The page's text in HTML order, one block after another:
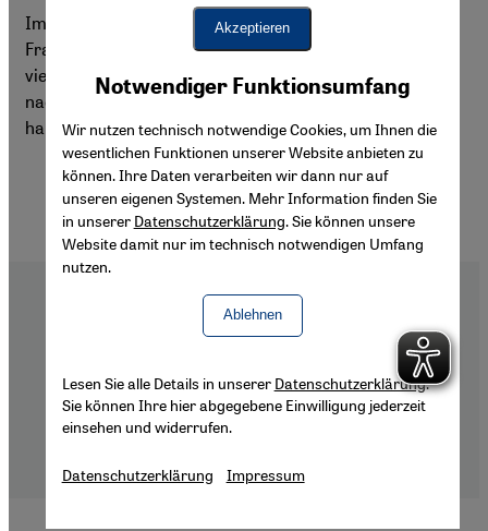
Im neuen afghanischen Parlament sind auch zahlreiche
Frauen vertreten. Jedoch kann dies nicht über die
vielfältigen Probleme hinwegtäuschen, mit denen sie
nach wie vor in Gesellschaft und Politik zu kämpfen
haben.
FooterÜber Uns
Impressum
Datenschutzerklärung
Notwendiger Funktionsumfang
Wir nutzen technisch notwendige Cookies, um Ihnen die
wesentlichen Funktionen unserer Website anbieten zu
können. Ihre Daten verarbeiten wir dann nur auf
unseren eigenen Systemen. Mehr Information finden Sie
in unserer Datenschutzerklärung. Sie können unsere
Website damit nur im technisch notwendigen Umfang
nutzen.
Ablehnen
Google Maps Embed
Akzeptieren
Lesen Sie alle Details in unserer Datenschutzerklärung.
Sie können Ihre hier abgegebene Einwilligung jederzeit
einsehen und widerrufen.
Datenschutzerklärung Impressum